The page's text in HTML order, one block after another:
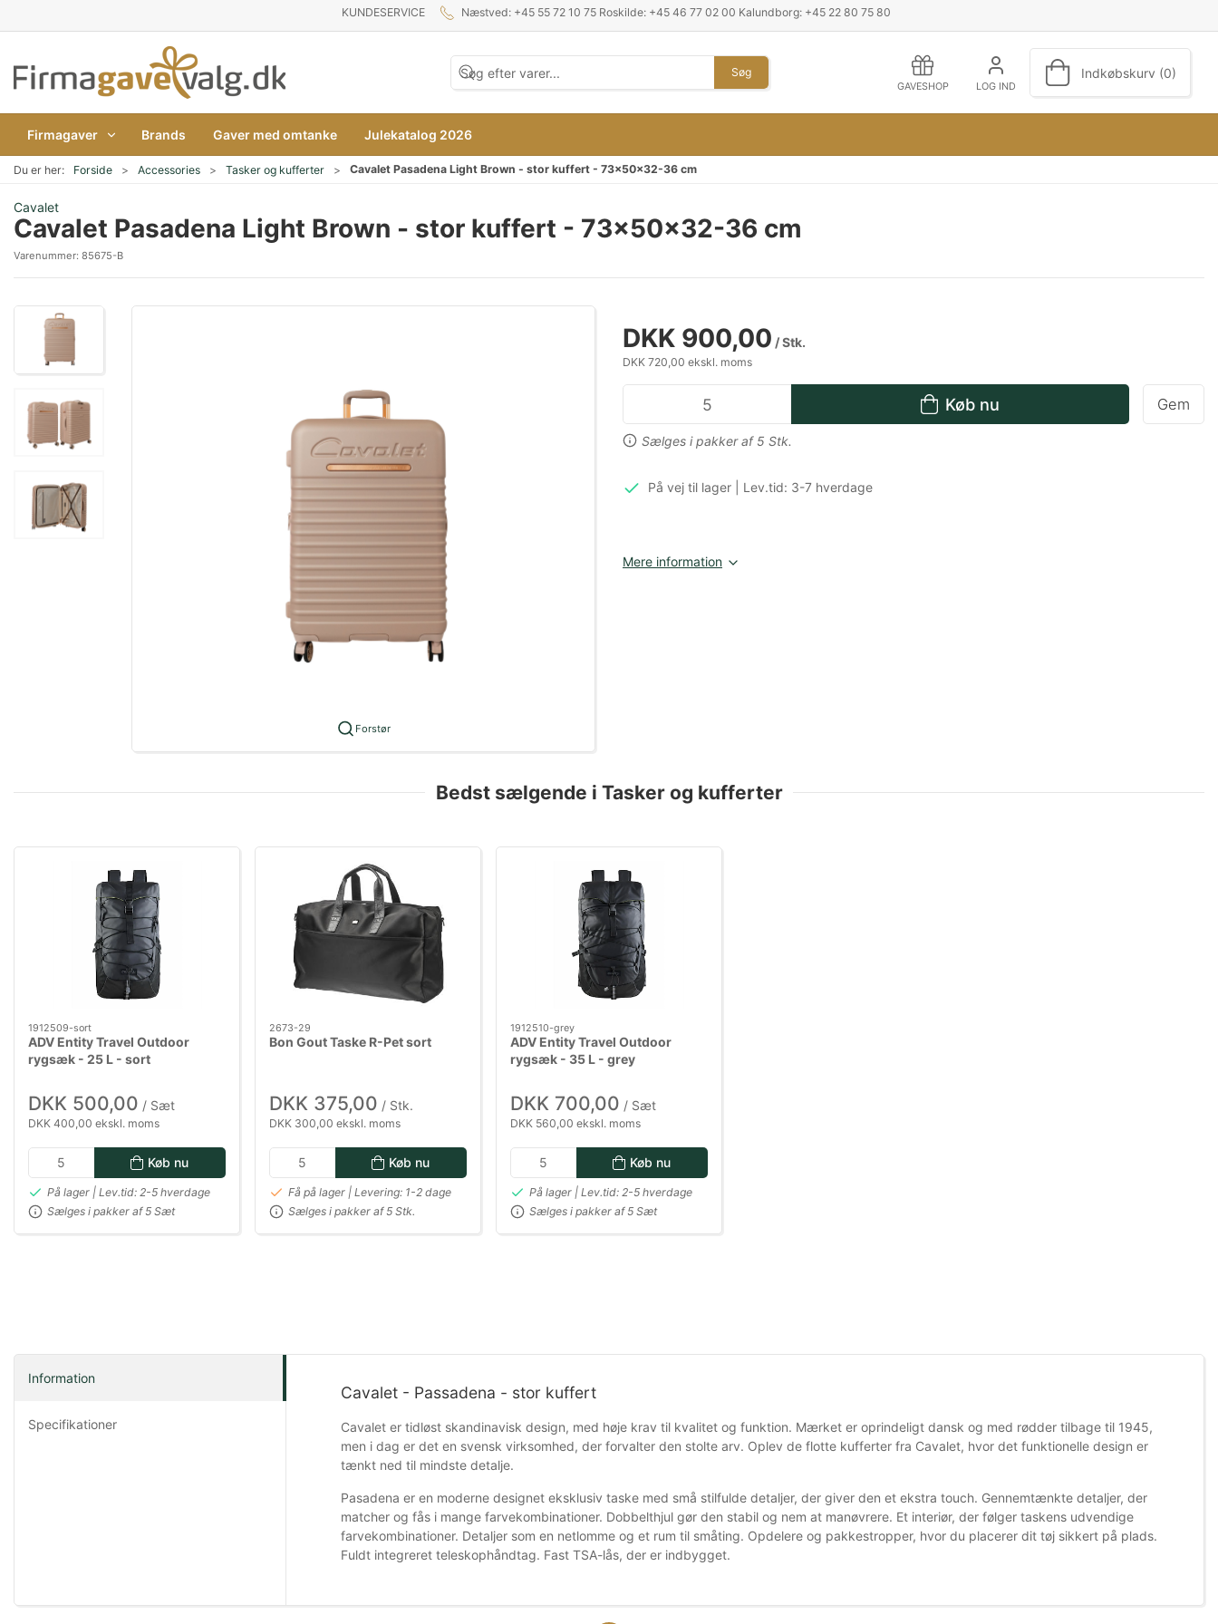
KUNDESERVICE Næstved: +45 55 72 10 75 Roskilde: +45 46 77 02 00 Kalundborg: +45 22 80 75 80
Søg
GAVESHOP LOG IND
Indkøbskurv (0)
Firmagaver Brands Gaver med omtanke Julekatalog 2026
Du er her: Forside Accessories Tasker og kufferter Cavalet Pasadena Light Brown - stor kuffert - 73x50x32-36 cm
Cavalet
Cavalet Pasadena Light Brown - stor kuffert - 73x50x32-36 cm
Varenummer: 85675-B
Forstør
DKK 900,00 / Stk.
DKK 720,00 ekskl. moms
Køb nu
Sælges i pakker af 5 Stk.
Gem
På vej til lager | Lev.tid: 3-7 hverdage
Mere information
Bedst sælgende i Tasker og kufferter
1912509-sort
ADV Entity Travel Outdoor
rygsæk - 25 L - sort
DKK 500,00 / Sæt
DKK 400,00 ekskl. moms
Køb nu
På lager | Lev.tid: 2-5 hverdage
Sælges i pakker af 5 Sæt
2673-29
Bon Gout Taske R-Pet sort
DKK 375,00 / Stk.
DKK 300,00 ekskl. moms
Køb nu
Få på lager | Levering: 1-2 dage
Sælges i pakker af 5 Stk.
1912510-grey
ADV Entity Travel Outdoor
rygsæk - 35 L - grey
DKK 700,00 / Sæt
DKK 560,00 ekskl. moms
Køb nu
På lager | Lev.tid: 2-5 hverdage
Sælges i pakker af 5 Sæt
Information
Specifikationer
Cavalet - Passadena - stor kuffert
Cavalet er tidløst skandinavisk design, med høje krav til kvalitet og funktion. Mærket er oprindeligt dansk og med rødder tilbage til 1945,
men i dag er det en svensk virksomhed, der forvalter den stolte arv. Oplev de flotte kufferter fra Cavalet, hvor det funktionelle design er
tænkt ned til mindste detalje.
Pasadena er en moderne designet eksklusiv taske med små stilfulde detaljer, der giver den et ekstra touch. Gennemtænkte detaljer, der
matcher og fås i mange farvekombinationer. Dobbelthjul gør den stabil og nem at manøvrere. Et interiør, der følger taskens udvendige
farvekombinationer. Detaljer som en netlomme og et rum til småting. Opdelere og pakkestropper, hvor du placerer dit tøj sikkert på plads.
Fuldt integreret teleskophåndtag. Fast TSA-lås, der er indbygget.